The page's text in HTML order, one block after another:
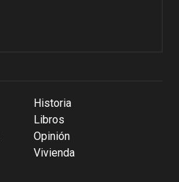
Historia
Libros
Opinión
Vivienda